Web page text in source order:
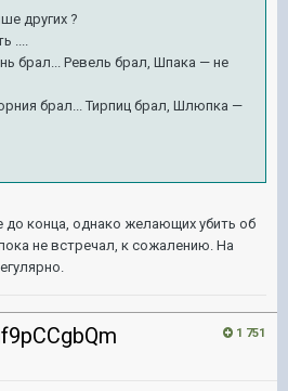
других ?
....
брал... Ревель брал, Шпака — не
брал... Тирпиц брал, Шлюпка —
до конца, однако желающих убить об
не встречал, к сожалению. На
1 751